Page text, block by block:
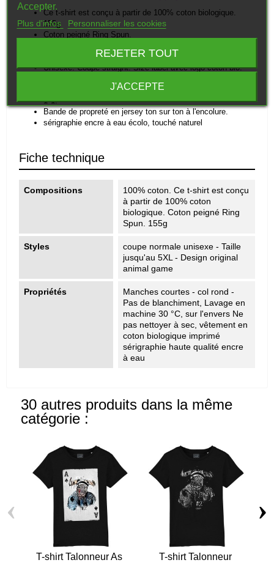
Cet-shirt est conçu à partir de 100% coton biologique.
155g
Coton peigné Ring Spun.
EcocertGreenlife.
Unisexe.Coupestraight.Sizelabelaveclogocotonbio.
basdemanches
1*1.
Bande de propreté en jersey ton sur ton à l'encolure.
sérigraphie encre à eau écolo, touché naturel
Fiche technique
Compositions
100% coton. Ce t-shirt est conçu
à partir de 100% coton
biologique. Coton peigné Ring
Spun. 155g
Styles
coupe normale unisexe - Taille
jusqu'au 5XL - Design original
animal game
Propriétés
Manches courtes - col rond -
Pas de blanchiment, Lavage en
machine 30 °C, sur l'envers Ne
pas nettoyer à sec, vêtement en
coton biologique imprimé
sérigraphie haute qualité encre
à eau
30 autres produits dans la même
catégorie :
T-shirt Talonneur As T-shirt Talonneur
‹ ›
Accepter.
Plus d'infos Personnaliser les cookies
REJETER TOUT
J'ACCEPTE